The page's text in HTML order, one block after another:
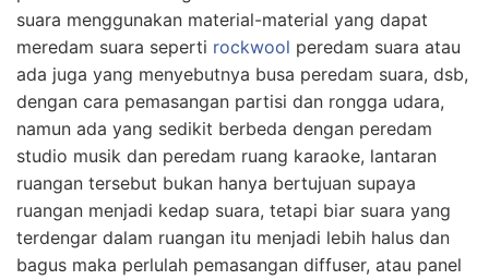
suara menggunakan material-material yang dapat
meredam suara seperti rockwool peredam suara atau
ada juga yang menyebutnya busa peredam suara, dsb,
dengan cara pemasangan partisi dan rongga udara,
namun ada yang sedikit berbeda dengan peredam
studio musik dan peredam ruang karaoke, lantaran
ruangan tersebut bukan hanya bertujuan supaya
ruangan menjadi kedap suara, tetapi biar suara yang
terdengar dalam ruangan itu menjadi lebih halus dan
bagus maka perlulah pemasangan diffuser, atau panel